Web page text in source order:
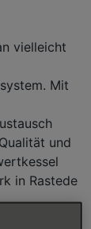
vielleicht
Mit
und
in Rastede